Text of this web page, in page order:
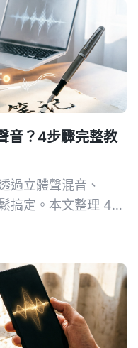
音？4步驟完整教
過立體聲混音、
搞定。本文整理 4